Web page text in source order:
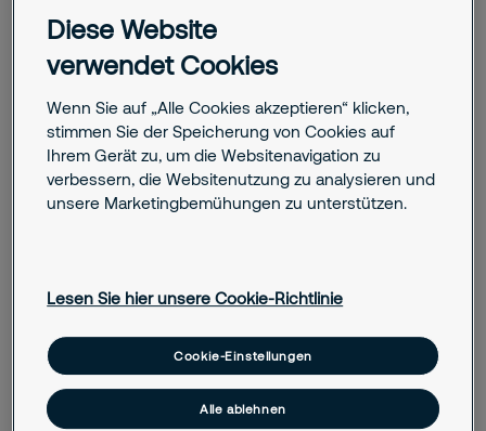
Trends, neue Technologien und
Lösungen im Bereich Sicherheit.
Zudem finden Sie hier spannende
Hintergrundinformationen, Tipps und
Beiträge zu aktuellen Themen der
Sicherheitsbranche.
Diese Website
verwendet Cookies
Wenn Sie auf „Alle Cookies akzeptieren“ klicken,
stimmen Sie der Speicherung von Cookies auf
Ihrem Gerät zu, um die Websitenavigation zu
verbessern, die Websitenutzung zu analysieren und
unsere Marketingbemühungen zu unterstützen.
Lesen Sie hier unsere Cookie-Richtlinie
Cookie-Einstellungen
Alle ablehnen